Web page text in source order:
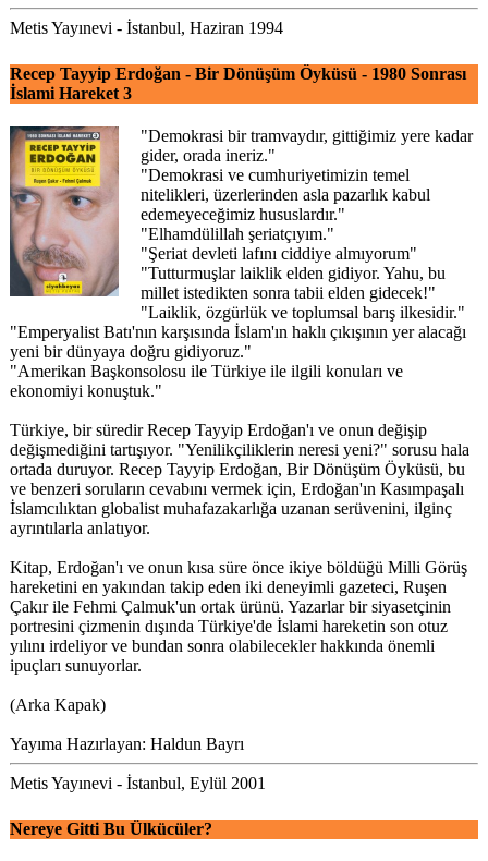
Metis Yayınevi - İstanbul, Haziran 1994
Recep Tayyip Erdoğan - Bir Dönüşüm Öyküsü - 1980 Sonrası
İslami Hareket 3
"Demokrasi bir tramvaydır, gittiğimiz yere kadar
gider, orada ineriz."
"Demokrasi ve cumhuriyetimizin temel
nitelikleri, üzerlerinden asla pazarlık kabul
edemeyeceğimiz hususlardır."
"Elhamdülillah şeriatçıyım."
"Şeriat devleti lafını ciddiye almıyorum"
"Tutturmuşlar laiklik elden gidiyor. Yahu, bu
millet istedikten sonra tabii elden gidecek!"
"Laiklik, özgürlük ve toplumsal barış ilkesidir."
"Emperyalist Batı'nın karşısında İslam'ın haklı çıkışının yer alacağı
yeni bir dünyaya doğru gidiyoruz."
"Amerikan Başkonsolosu ile Türkiye ile ilgili konuları ve
ekonomiyi konuştuk."
Türkiye, bir süredir Recep Tayyip Erdoğan'ı ve onun değişip
değişmediğini tartışıyor. "Yenilikçiliklerin neresi yeni?" sorusu hala
ortada duruyor. Recep Tayyip Erdoğan, Bir Dönüşüm Öyküsü, bu
ve benzeri soruların cevabını vermek için, Erdoğan'ın Kasımpaşalı
İslamcılıktan globalist muhafazakarlığa uzanan serüvenini, ilginç
ayrıntılarla anlatıyor.
Kitap, Erdoğan'ı ve onun kısa süre önce ikiye böldüğü Milli Görüş
hareketini en yakından takip eden iki deneyimli gazeteci, Ruşen
Çakır ile Fehmi Çalmuk'un ortak ürünü. Yazarlar bir siyasetçinin
portresini çizmenin dışında Türkiye'de İslami hareketin son otuz
yılını irdeliyor ve bundan sonra olabilecekler hakkında önemli
ipuçları sunuyorlar.
(Arka Kapak)
Yayıma Hazırlayan: Haldun Bayrı
Metis Yayınevi - İstanbul, Eylül 2001
Nereye Gitti Bu Ülkücüler?